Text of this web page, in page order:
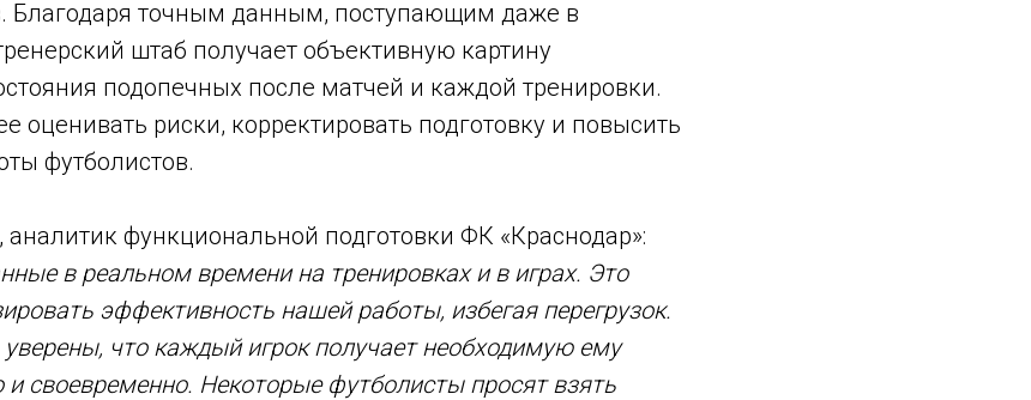
Благодаря точным данным, поступающим даже в
штаб получает объективную картину
подопечных после матчей и каждой тренировки.
оценивать риски, корректировать подготовку и повысить
футболистов.
, аналитик функциональной подготовки ФК «Краснодар»:
в реальном времени на тренировках и в играх. Это
эффективность нашей работы, избегая перегрузок.
что каждый игрок получает необходимую ему
и своевременно. Некоторые футболисты просят взять